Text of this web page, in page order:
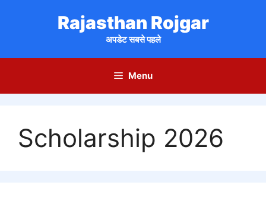
Rajasthan Rojgar
अपडेट सबसे पहले
Menu
Scholarship 2026